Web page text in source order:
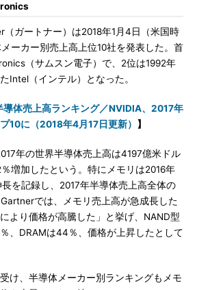
ガートナー）は2018年1月4日（米国時
ーカー別売上高上位10社を発表した。首
（サムスン電子）で、2位は1992年
Intel（インテル）となった。
導体売上高ランキング／NVIDIA、2017年
10に（2018年4月17日更新）
】
年の世界半導体売上高は4197億米ドル
増加したという。特にメモリは2016年
を記録し、2017年半導体売上高全体の
では、メモリ売上高が急成長した
より価格が高騰した」と挙げ、NAND型
、DRAMは44％、価格が上昇したとして
け、半導体メーカー別ランキングもメモ